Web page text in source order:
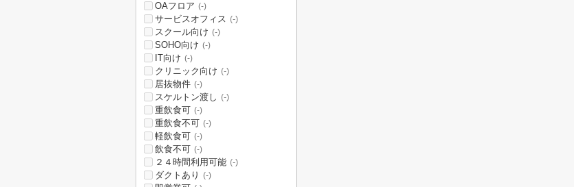
OAフロア (-)
サービスオフィス (-)
スクール向け (-)
SOHO向け (-)
IT向け (-)
クリニック向け (-)
居抜物件 (-)
スケルトン渡し (-)
重飲食可 (-)
重飲食不可 (-)
軽飲食可 (-)
飲食不可 (-)
２４時間利用可能 (-)
ダクトあり (-)